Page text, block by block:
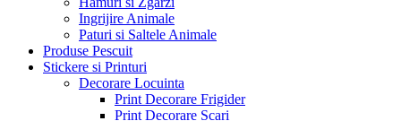
Ingrijire Animale
Paturi si Saltele Animale
Produse Pescuit
Stickere si Printuri
Decorare Locuinta
Print Decorare Frigider
Print Decorare Scari